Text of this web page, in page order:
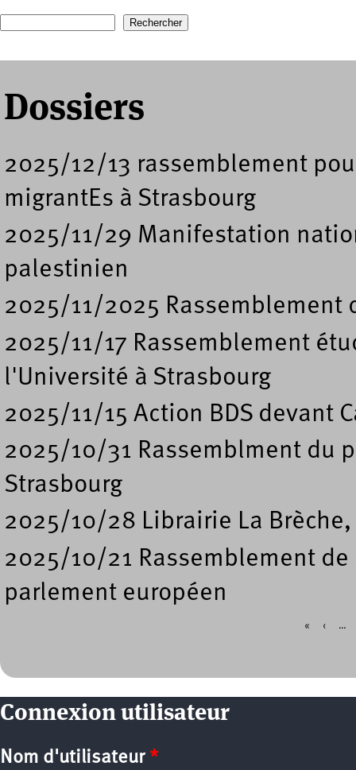
Formulaire de recherche
Dossiers
2025/12/13 rassemblement
migrantEs à Strasbourg
2025/11/29 Manifestation
palestinien
2025/11/2025 Rassemblement
2025/11/17 Rassemblement
l'Université à Strasbourg
2025/11/15 Action BDS devant
2025/10/31 Rassemblment du
Strasbourg
2025/10/28 Librairie La Brèche,
2025/10/21 Rassemblement
parlement européen
« ‹ …
Connexion utilisateur
Nom d'utilisateur *